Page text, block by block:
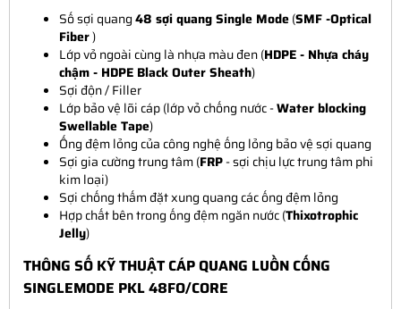
Số sợi quang48 sợi quang Single Mode(SMF -Optical
Fiber)
Lớp vỏ ngoài cùng là nhựa màu đen (HDPE - Nhựa cháy
chậm - HDPE Black Outer Sheath)
Sợi độn / Filler
Lớp bảo vệ lõi cáp (lớp vỏ chống nước -Water blocking
Swellable Tape)
Ống đệm lỏng của công nghệ ống lỏng bảo vệ sợi quang
Sợi gia cường trung tâm (FRP- sợi chịu lực trung tâm phi
kim loại)
Sợi chống thấm đặt xung quang các ống đệm lỏng
Hợp chất bên trong ống đệm ngăn nước (Thixotrophic
Jelly)
THÔNG SỐ KỸ THUẬT CÁP QUANG LUỒN CỐNG
SINGLEMODE PKL 48FO/CORE